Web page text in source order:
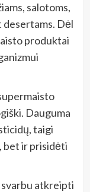
salotoms,
desertams. Dėl
produktai
Dauguma
taigi
bet ir prisidėti
atkreipti